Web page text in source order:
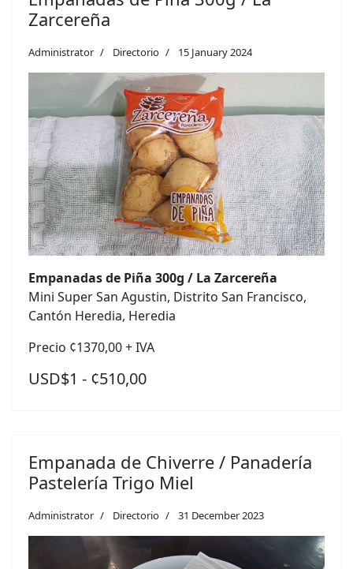
Zarcereña
Administrator Directorio 15 January 2024
Empanadas de Piña 300g / La Zarcereña
Mini Super San Agustin, Distrito San Francisco,
Cantón Heredia, Heredia
Precio ¢1370,00 + IVA
USD$1 - ¢510,00
Empanada de Chiverre / Panadería
Pastelería Trigo Miel
Administrator Directorio 31 December 2023